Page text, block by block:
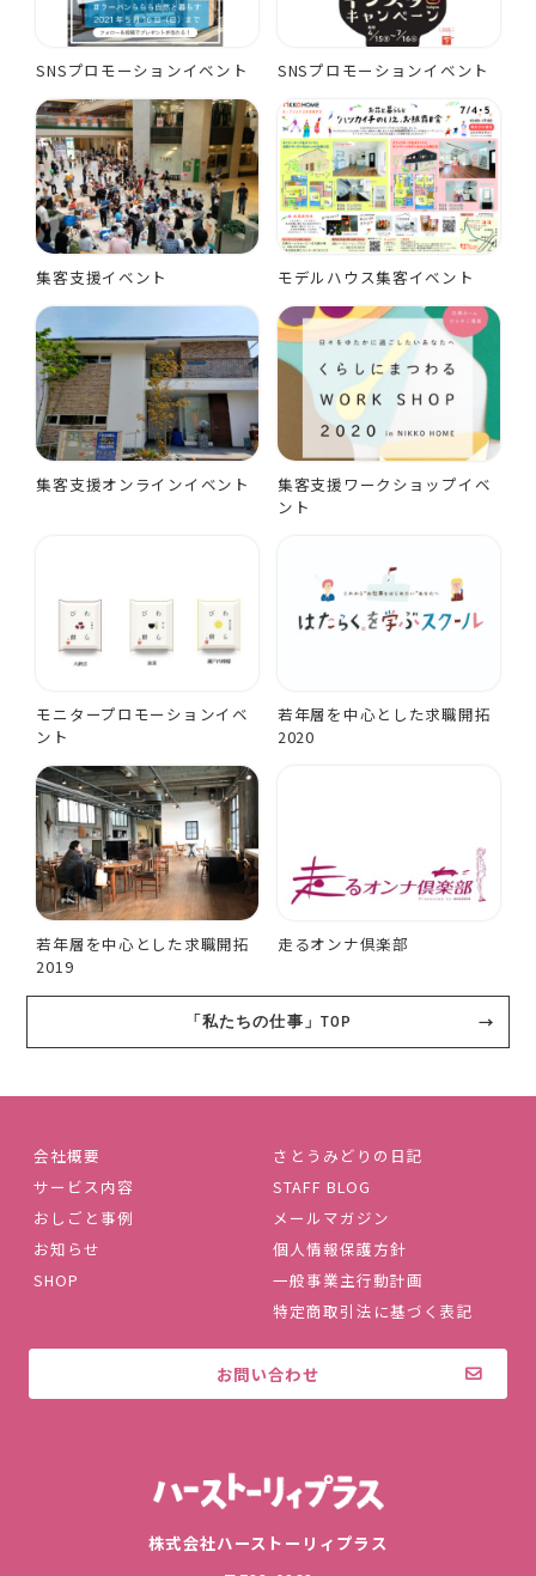
SNSプロモーションイベント SNSプロモーションイベント
集客支援イベント モデルハウス集客イベント
集客支援オンラインイベント
集客支援ワークショップイベ
ント
モニタープロモーションイベ
ント
若年層を中心とした求職開拓
2020
若年層を中心とした求職開拓
2019
走るオンナ倶楽部
「私たちの仕事」TOP
会社概要
サービス内容
おしごと事例
お知らせ
SHOP
さとうみどりの日記
STAFF BLOG
メールマガジン
個人情報保護方針
一般事業主行動計画
特定商取引法に基づく表記
お問い合わせ
株式会社ハーストーリィプラス